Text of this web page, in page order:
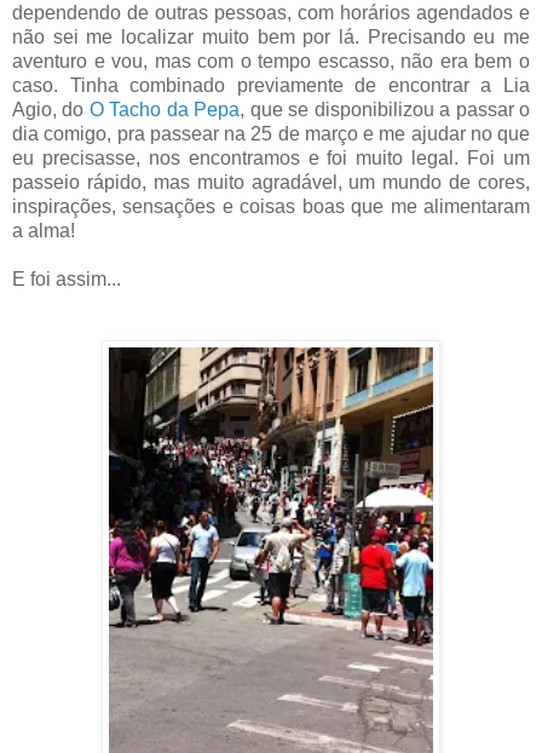
dependendo de outras pessoas, com horários agendados e
não sei me localizar muito bem por lá. Precisando eu me
aventuro e vou, mas com o tempo escasso, não era bem o
caso. Tinha combinado previamente de encontrar a Lia
Agio, do O Tacho da Pepa, que se disponibilizou a passar o
dia comigo, pra passear na 25 de março e me ajudar no que
eu precisasse, nos encontramos e foi muito legal. Foi um
passeio rápido, mas muito agradável, um mundo de cores,
inspirações, sensações e coisas boas que me alimentaram
a alma!
E foi assim...